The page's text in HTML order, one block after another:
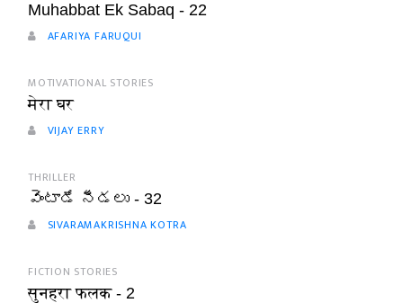
Muhabbat Ek Sabaq - 22
AFARIYA FARUQUI
MOTIVATIONAL STORIES
मेरा घर
VIJAY ERRY
THRILLER
వెంటాడే నీడలు - 32
SIVARAMAKRISHNA KOTRA
FICTION STORIES
सुनहरा फलक - 2